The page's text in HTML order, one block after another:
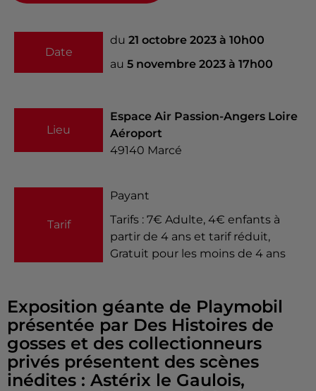
Date
du 21 octobre 2023 à 10h00
au 5 novembre 2023 à 17h00
Lieu
Espace Air Passion-Angers Loire
Aéroport
49140 Marcé
Tarif
Payant
Tarifs : 7€ Adulte, 4€ enfants à
partir de 4 ans et tarif réduit,
Gratuit pour les moins de 4 ans
Exposition géante de Playmobil
présentée par Des Histoires de
gosses et des collectionneurs
privés présentent des scènes
inédites : Astérix le Gaulois,